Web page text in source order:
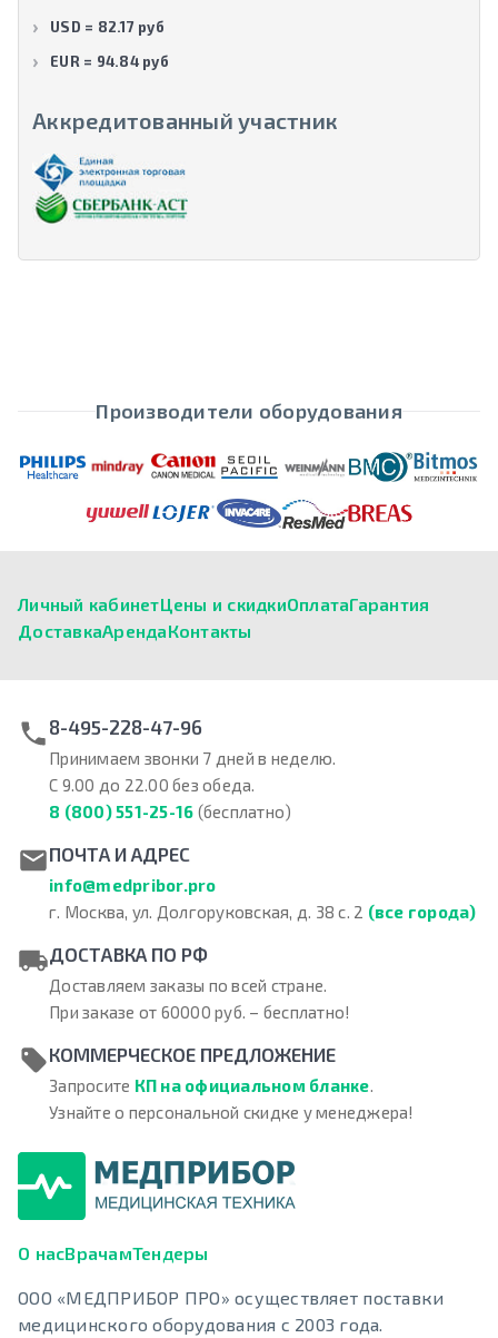
USD = 82.17 руб
EUR = 94.84 руб
Аккредитованный участник
Производители оборудования
Личный кабинетЦены и скидкиОплатаГарантия
ДоставкаАрендаКонтакты
8-495-228-47-96
Принимаем звонки 7 дней в неделю.
С 9.00 до 22.00 без обеда.
8 (800) 551-25-16 (бесплатно)
ПОЧТА И АДРЕС
info@medpribor.pro
г. Москва, ул. Долгоруковская, д. 38 с. 2 (все города)
ДОСТАВКА ПО РФ
Доставляем заказы по всей стране.
При заказе от 60000 руб. – бесплатно!
КОММЕРЧЕСКОЕ ПРЕДЛОЖЕНИЕ
Запросите КП на официальном бланке.
Узнайте о персональной скидке у менеджера!
О насВрачамТендеры
ООО «МЕДПРИБОР ПРО» осуществляет поставки
медицинского оборудования с 2003 года.